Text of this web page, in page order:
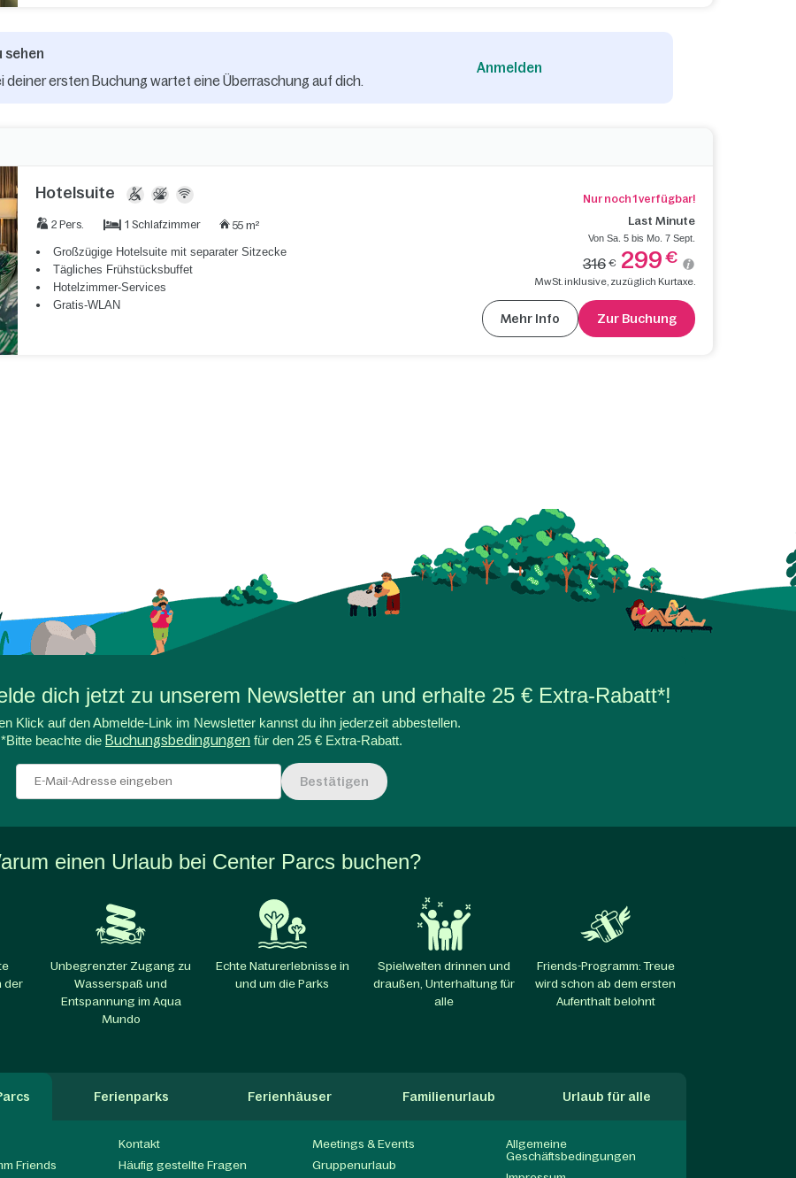
sehen
deiner ersten Buchung wartet eine Überraschung auf dich.
Anmelden
Hotelsuite
2 Pers. 1 Schlafzimmer 55 m²
Großzügige Hotelsuite mit separater Sitzecke
Tägliches Frühstücksbuffet
Hotelzimmer-Services
Gratis-WLAN
Nur noch 1 verfügbar!
Last Minute
Von Sa. 5 bis Mo. 7 Sept.
316 € 299 €
MwSt. inklusive, zuzüglich Kurtaxe.
Mehr Info Zur Buchung
dich jetzt zu unserem Newsletter an und erhalte 25 € Extra-Rabatt*!
Klick auf den Abmelde-Link im Newsletter kannst du ihn jederzeit abbestellen.
*Bitte beachte die Buchungsbedingungenfür den 25 € Extra-Rabatt.
Bestätigen
einen Urlaub bei Center Parcs buchen?
der
Unbegrenzter Zugang zu
Wasserspaß und
Entspannung im Aqua
Mundo
Echte Naturerlebnisse in
und um die Parks​
Spielwelten drinnen und
draußen, Unterhaltung für
alle​
Friends-Programm: Treue
wird schon ab dem ersten
Aufenthalt belohnt
Ferienparks Ferienhäuser Familienurlaub Urlaub für alle
Friends
Kontakt
Häufig gestellte Fragen
Meetings & Events
Gruppenurlaub
Allgemeine
Geschäftsbedingungen